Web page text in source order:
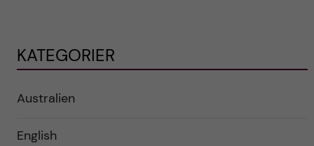
KATEGORIER
Australien
English